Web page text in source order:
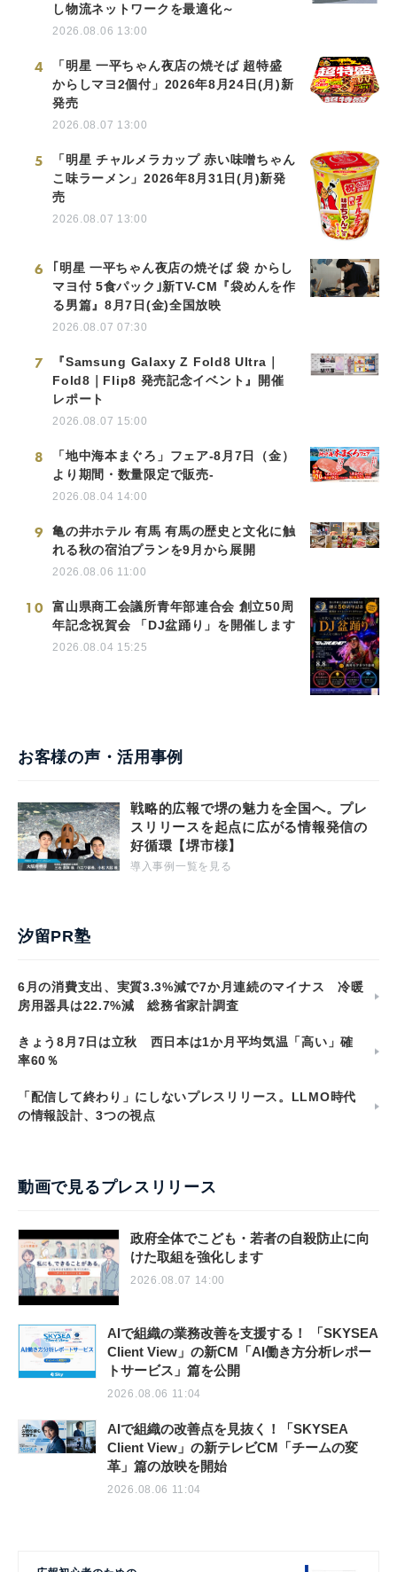
し物流ネットワークを最適化～
2026.08.06 13:00
4
「明星 一平ちゃん夜店の焼そば 超特盛
からしマヨ2個付」2026年8月24日(月)新
発売
2026.08.07 13:00
5
「明星 チャルメラカップ 赤い味噌ちゃん
こ味ラーメン」2026年8月31日(月)新発
売
2026.08.07 13:00
6
｢明星 一平ちゃん夜店の焼そば 袋 からし
マヨ付 5食パック｣新TV-CM『袋めんを作
る男篇』8月7日(金)全国放映
2026.08.07 07:30
7
『Samsung Galaxy Z Fold8 Ultra｜
Fold8｜Flip8 発売記念イベント』開催
レポート
2026.08.07 15:00
8
「地中海本まぐろ」フェア-8月7日（金）
より期間・数量限定で販売-
2026.08.04 14:00
9
亀の井ホテル 有馬 有馬の歴史と文化に触
れる秋の宿泊プランを9月から展開
2026.08.06 11:00
10
富山県商工会議所青年部連合会 創立50周
年記念祝賀会 「DJ盆踊り」を開催します
2026.08.04 15:25
お客様の声・活用事例
戦略的広報で堺の魅力を全国へ。プレ
スリリースを起点に広がる情報発信の
好循環【堺市様】
導入事例一覧を見る
汐留PR塾
6月の消費支出、実質3.3%減で7か月連続のマイナス 冷暖
房用器具は22.7%減 総務省家計調査
きょう8月7日は立秋 西日本は1か月平均気温「高い」確
率60％
「配信して終わり」にしないプレスリリース。LLMO時代
の情報設計、3つの視点
動画で見るプレスリリース
政府全体でこども・若者の自殺防止に向
けた取組を強化します
2026.08.07 14:00
AIで組織の業務改善を支援する！ 「SKYSEA
Client View」の新CM「AI働き方分析レポー
トサービス」篇を公開
2026.08.06 11:04
AIで組織の改善点を見抜く！「SKYSEA
Client View」の新テレビCM「チームの変
革」篇の放映を開始
2026.08.06 11:04